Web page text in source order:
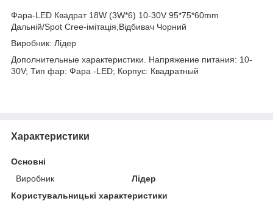
Фара-LED Квадрат 18W (3W*6) 10-30V 95*75*60mm
Дальній/Spot Cree-імітація,Відбивач Чорний
Виробник: Лідер
Дополнительные характеристики. Напряжение питания: 10-
30V; Тип фар: Фара -LED; Корпус: Квадратный
Характеристики
Основні
Виробник
Лідер
Користувальницькі характеристики